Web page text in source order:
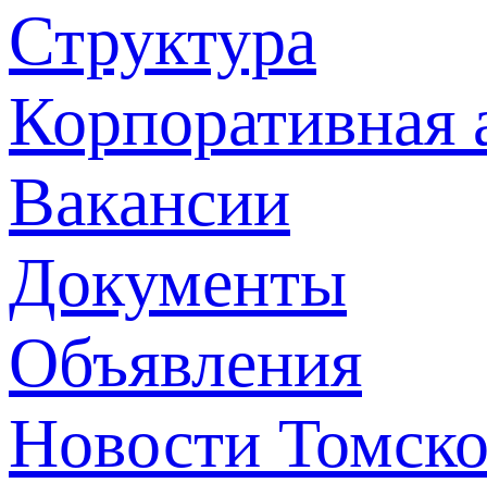
Структура
Корпоративная
Вакансии
Документы
Объявления
Новости